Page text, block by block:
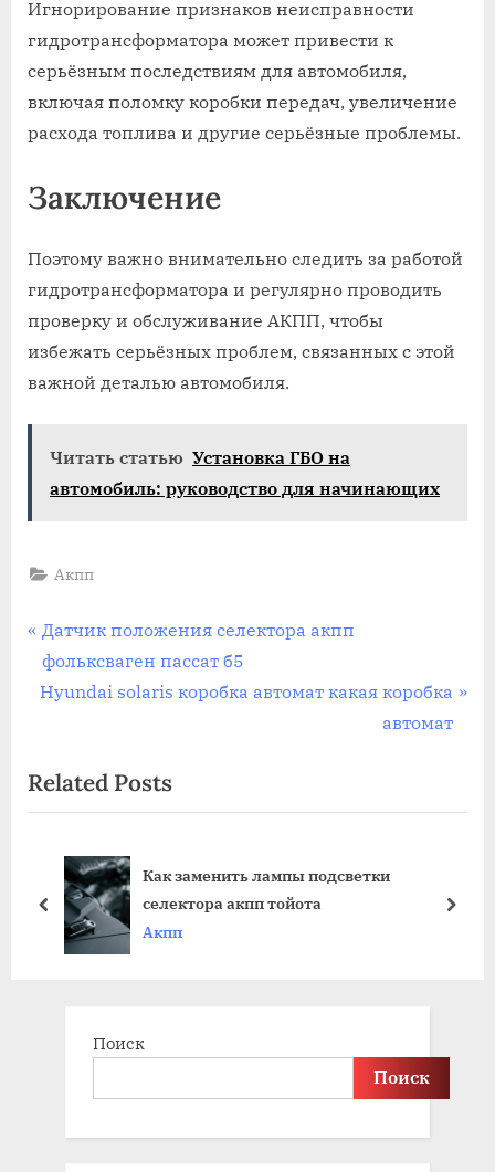
Игнорирование признаков неисправности
гидротрансформатора может привести к
серьёзным последствиям для автомобиля,
включая поломку коробки передач, увеличение
расхода топлива и другие серьёзные проблемы.
Заключение
Поэтому важно внимательно следить за работой
гидротрансформатора и регулярно проводить
проверку и обслуживание АКПП, чтобы
избежать серьёзных проблем, связанных с этой
важной деталью автомобиля.
Читать статью Установка ГБО на
автомобиль: руководство для начинающих
Акпп
Навигация
по
P
r
e
o
u
o
Датчик положения селектора акпп
фольксваген пассат б5
N
t
P
t
Hyundai solaris коробка автомат какая коробка
автомат
Related Posts
Как заменить лампы подсветки
селектора акпп тойота
Акпп
prev next
Поиск
Поиск